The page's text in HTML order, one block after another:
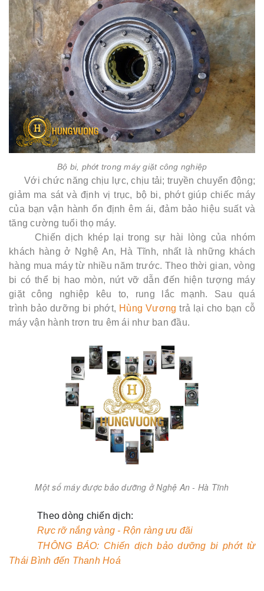
Bộ bi, phớt trong máy giặt công nghiệp
Với chức năng chịu lực, chịu tải; truyền chuyển động;
giảm ma sát và định vị trục, bộ bi, phớt giúp chiếc máy
của bạn vận hành ổn định êm ái, đảm bảo hiệu suất và
tăng cường tuổi thọ máy.
Chiến dịch khép lại trong sự hài lòng của nhóm
khách hàng ở Nghệ An, Hà Tĩnh, nhất là những khách
hàng mua máy từ nhiều năm trước. Theo thời gian, vòng
bi có thể bị hao mòn, nứt vỡ dẫn đến hiện tượng máy
giặt công nghiệp kêu to, rung lắc mạnh. Sau quá
trình bảo dưỡng bi phớt, Hùng Vương trả lại cho bạn cỗ
máy vận hành trơn tru êm ái như ban đầu.
Một số máy được bảo dưỡng ở Nghệ An - Hà Tĩnh
Theo dòng chiến dịch:
Rực rỡ nắng vàng - Rộn ràng ưu đãi
THÔNG BÁO: Chiến dịch bảo dưỡng bi phớt từ
Thái Bình đến Thanh Hoá